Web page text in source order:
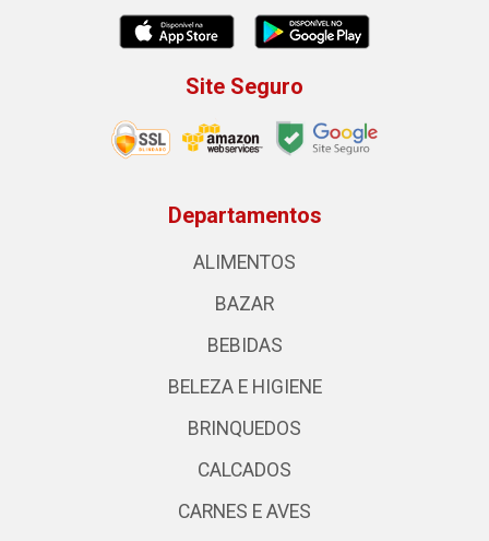
Site Seguro
Departamentos
ALIMENTOS
BAZAR
BEBIDAS
BELEZA E HIGIENE
BRINQUEDOS
CALCADOS
CARNES E AVES